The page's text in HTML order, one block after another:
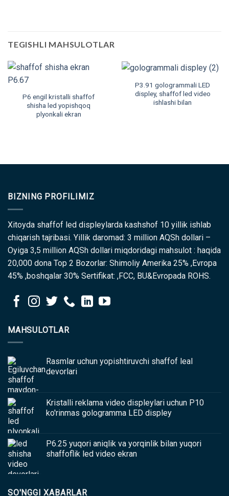
TEGISHLI MAHSULOTLAR
P6 engil kristalli shaffof
shisha led yopishqoq
plyonkali ekran
P3.91 gologrammali LED
displey, shaffof led video
ishlashi bilan
BIZNING PROFILIMIZ
Xitoyda shaffof led displeylarda kashshof 10 yillik ishlab
chiqarish tajribasi. Yillik daromad: 3 million AQSh dollari –
Oyiga 3,5 million AQSh dollari miqdoridagi mahsulot : haqida
20,000 dona Top 2 Bozorlar: Shimoliy Amerika 25% ,Evropa
45% ,boshqalar 30% Sertifikat: ,FCC, BU&Evropada ROHS.
MAHSULOTLAR
Rasmlar uchun yopishtiruvchi shaffof leal
devorlari
Kristalli reklama video displeylari uchun P10
ko'rinmas gologramma LED displey
P6.25 yuqori aniqlik va yorqinlik bilan yuqori
shaffoflik led video ekran
SO'NGGI XABARLAR